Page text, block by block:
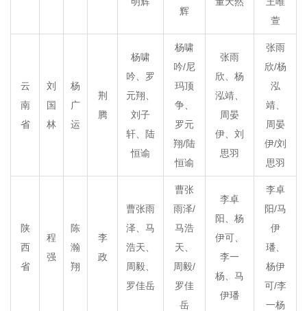
辉
萱
云
南
省
刘
国
林
杨
广
运
荆
腾
杨啸
吟、罗
元翔、
刘子
轩、陆
恒谕
杨啸
吟/尼
玛顶
争、
罗元
翔/陆
恒谕
张雨
欣、杨
泓靖、
周晏
伊、刘
思羽
张雨
欣/杨
泓
靖、
周晏
伊/刘
思羽
陕
西
省
程
强
陈
瀚
翔
李
政
曹张雨
泽、马
浩天、
周毅、
罗佳岳
曹张
雨泽/
马浩
天、
周毅/
罗佳
岳
李卓
阳、杨
伊可、
李一
杨、马
伊璠
李卓
阳/马
伊
璠、
杨伊
可/李
一杨